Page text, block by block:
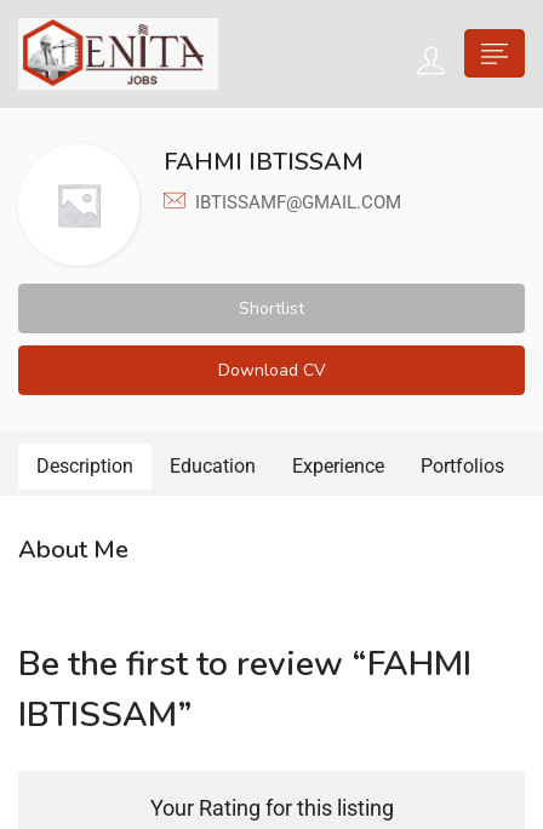
FAHMI IBTISSAM
IBTISSAMF@GMAIL.COM
Shortlist
Download CV
Description Education Experience Portfolios
About Me
Be the first to review “FAHMI
IBTISSAM”
Your Rating for this listing